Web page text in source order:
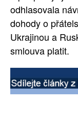
odhlasovala
dohody o
Ukrajinou a
smlouva platit.